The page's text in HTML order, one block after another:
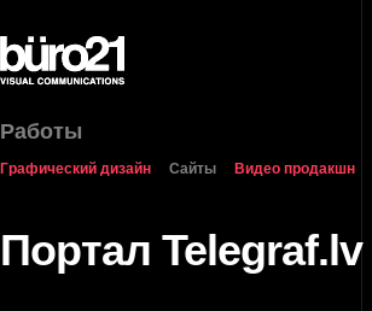
Работы
Графический дизайн Сайты Видео продакшн
Портал Telegraf.lv